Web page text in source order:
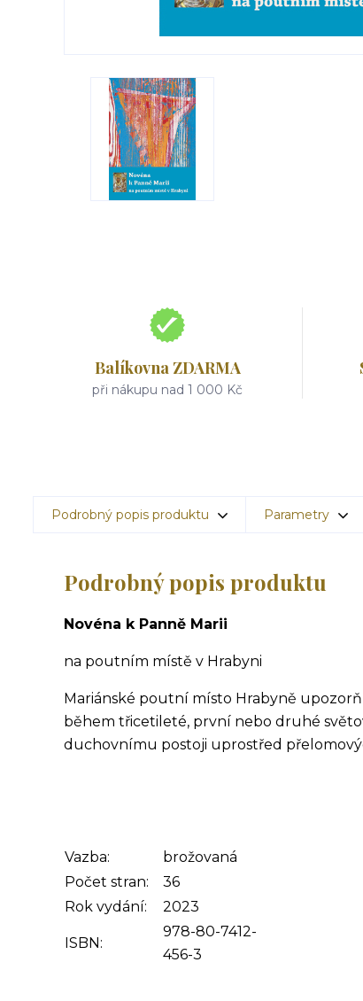
Balíkovna ZDARMA
při nákupu nad 1 000 Kč
Podrobný popis produktu Parametry
Podrobný popis produktu
Novéna k Panně Marii
na poutním místě v Hrabyni
Mariánské poutní místo Hrabyně
během třicetileté, první nebo druhé
duchovnímu postoji uprostřed
Vazba:
brožovaná
Počet stran:
36
Rok vydání:
2023
ISBN:
978-80-7412-
456-3